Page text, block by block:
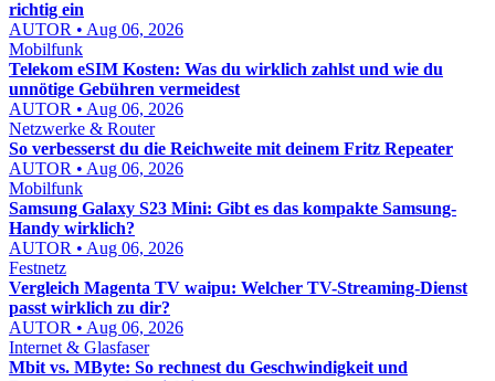
richtig ein
AUTOR • Aug 06, 2026
Mobilfunk
Telekom eSIM Kosten: Was du wirklich zahlst und wie du
unnötige Gebühren vermeidest
AUTOR • Aug 06, 2026
Netzwerke & Router
So verbesserst du die Reichweite mit deinem Fritz Repeater
AUTOR • Aug 06, 2026
Mobilfunk
Samsung Galaxy S23 Mini: Gibt es das kompakte Samsung-
Handy wirklich?
AUTOR • Aug 06, 2026
Festnetz
Vergleich Magenta TV waipu: Welcher TV-Streaming-Dienst
passt wirklich zu dir?
AUTOR • Aug 06, 2026
Internet & Glasfaser
Mbit vs. MByte: So rechnest du Geschwindigkeit und